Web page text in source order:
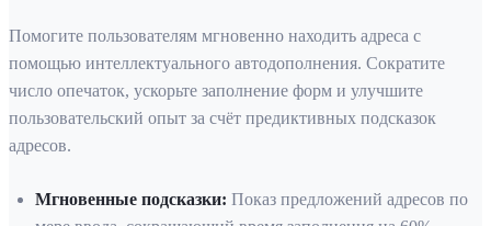
Помогите пользователям мгновенно находить адреса с
помощью интеллектуального автодополнения. Сократите
число опечаток, ускорьте заполнение форм и улучшите
пользовательский опыт за счёт предиктивных подсказок
адресов.
Мгновенные подсказки: Показ предложений адресов по